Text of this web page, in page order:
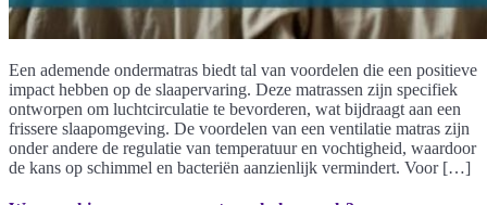
Een ademende ondermatras biedt tal van voordelen die een positieve
impact hebben op de slaapervaring. Deze matrassen zijn specifiek
ontworpen om luchtcirculatie te bevorderen, wat bijdraagt aan een
frissere slaapomgeving. De voordelen van een ventilatie matras zijn
onder andere de regulatie van temperatuur en vochtigheid, waardoor
de kans op schimmel en bacteriën aanzienlijk vermindert. Voor […]